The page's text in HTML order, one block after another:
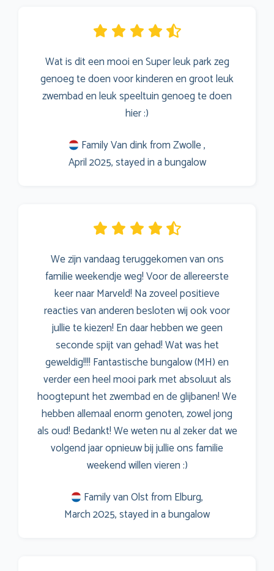
Wat is dit een mooi en Super leuk park zeg
genoeg te doen voor kinderen en groot leuk
zwembad en leuk speeltuin genoeg te doen
hier :)
Family Van dink from Zwolle ,
April 2025, stayed in a bungalow
We zijn vandaag teruggekomen van ons
familie weekendje weg! Voor de allereerste
keer naar Marveld! Na zoveel positieve
reacties van anderen besloten wij ook voor
jullie te kiezen! En daar hebben we geen
seconde spijt van gehad! Wat was het
geweldig!!!! Fantastische bungalow (MH) en
verder een heel mooi park met absoluut als
hoogtepunt het zwembad en de glijbanen! We
hebben allemaal enorm genoten, zowel jong
als oud! Bedankt! We weten nu al zeker dat we
volgend jaar opnieuw bij jullie ons familie
weekend willen vieren :)
Family van Olst from Elburg,
March 2025, stayed in a bungalow